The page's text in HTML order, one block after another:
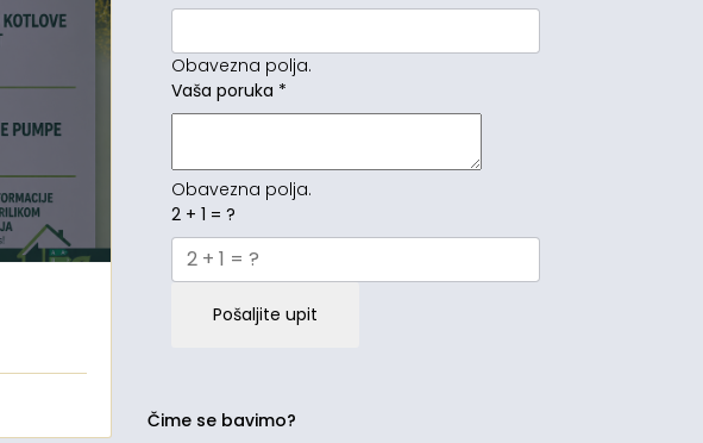
Obavezna polja.
Vaša poruka *
Obavezna polja.
2 + 1 = ?
Pošaljite upit
Čime se bavimo?